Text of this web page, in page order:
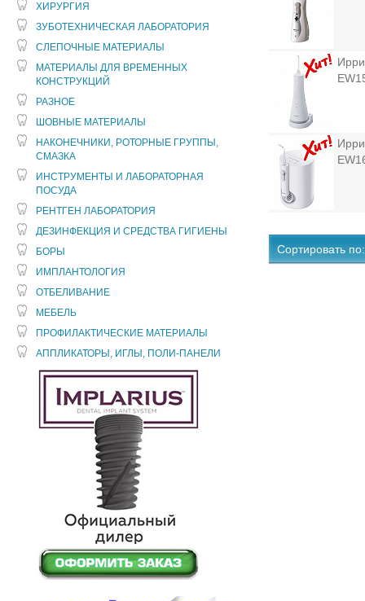
ХИРУРГИЯ
ЗУБОТЕХНИЧЕСКАЯ ЛАБОРАТОРИЯ
СЛЕПОЧНЫЕ МАТЕРИАЛЫ
МАТЕРИАЛЫ ДЛЯ ВРЕМЕННЫХ
КОНСТРУКЦИЙ
РАЗНОЕ
ШОВНЫЕ МАТЕРИАЛЫ
НАКОНЕЧНИКИ, РОТОРНЫЕ ГРУППЫ,
СМАЗКА
ИНСТРУМЕНТЫ И ЛАБОРАТОРНАЯ
ПОСУДА
РЕНТГЕН ЛАБОРАТОРИЯ
ДЕЗИНФЕКЦИЯ И СРЕДСТВА ГИГИЕНЫ
БОРЫ
ИМПЛАНТОЛОГИЯ
ОТБЕЛИВАНИЕ
МЕБЕЛЬ
ПРОФИЛАКТИЧЕСКИЕ МАТЕРИАЛЫ
АППЛИКАТОРЫ, ИГЛЫ, ПОЛИ-ПАНЕЛИ
Сортировать по: